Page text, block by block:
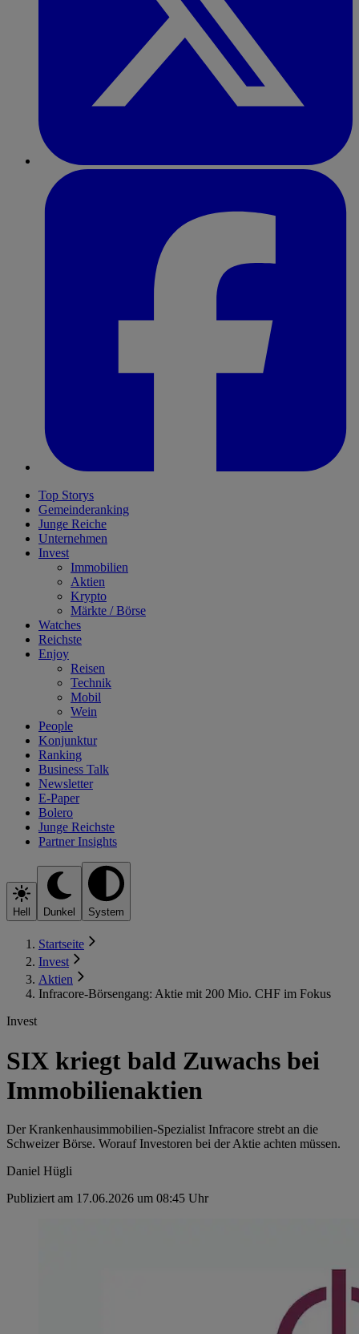
Top Storys
Gemeinderanking
Junge Reiche
Unternehmen
Invest
Immobilien
Aktien
Krypto
Märkte / Börse
Watches
Reichste
Enjoy
Reisen
Technik
Mobil
Wein
People
Konjunktur
Ranking
Business Talk
Newsletter
E-Paper
Bolero
Junge Reichste
Partner Insights
Hell Dunkel System
Startseite
Invest
Aktien
Infracore-Börsengang: Aktie mit 200 Mio. CHF im Fokus
Invest
SIX kriegt bald Zuwachs bei
Immobilienaktien
Der Krankenhausimmobilien-Spezialist Infracore strebt an die
Schweizer Börse. Worauf Investoren bei der Aktie achten müssen.
Daniel Hügli
Publiziert am 17.06.2026 um 08:45 Uhr